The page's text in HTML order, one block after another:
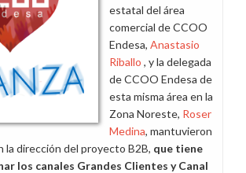
estatal del área
comercial de CCOO
Endesa, Anastasio
Riballo , y la delegada
de CCOO Endesa de
esta misma área en la
Zona Noreste, Roser
Medina, mantuvieron
la dirección del proyecto B2B, que tiene
los canales Grandes Clientes y Canal